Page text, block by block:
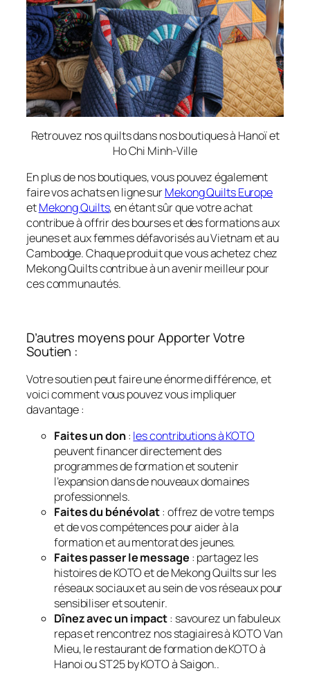
Retrouvez nos quilts dans nos boutiques à Hanoï et
Ho Chi Minh-Ville
En plus de nos boutiques, vous pouvez également
faire vos achats en ligne surMekong Quilts Europe
etMekong Quilts, en étant sûr que votre achat
contribue à offrir des bourses et des formations aux
jeunes et aux femmes défavorisés au Vietnam et au
Cambodge. Chaque produit que vous achetez chez
Mekong Quilts contribue à un avenir meilleur pour
ces communautés.
D’autres moyens pour Apporter Votre
Soutien :
Votre soutien peut faire une énorme différence, et
voici comment vous pouvez vous impliquer
davantage :
Faites un don: les contributions à KOTO
peuvent financer directement des
programmes de formation et soutenir
l’expansion dans de nouveaux domaines
professionnels.
Faites du bénévolat: offrez de votre temps
et de vos compétences pour aider à la
formation et au mentorat des jeunes.
Faites passer le message : partagez les
histoires de KOTO et de Mekong Quilts sur les
réseaux sociaux et au sein de vos réseaux pour
sensibiliser et soutenir.
Dînez avec un impact: savourez un fabuleux
repas et rencontrez nos stagiaires à KOTO Van
Mieu, le restaurant de formation de KOTO à
Hanoi ou ST25 by KOTO à Saigon..